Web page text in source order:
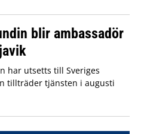
blir ambassadör
har utsetts till Sveriges
tillträder tjänsten i augusti